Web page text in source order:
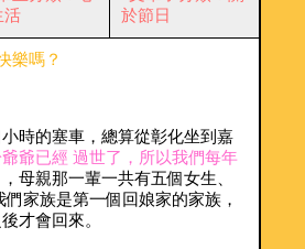
活
於節日
樂嗎？
時的塞車，總算從彰化坐到嘉
爺爺已經 過世了，所以我們每年
，母親那一輩一共有五個女生、
家族是第一個回娘家的家族，
才會回來。